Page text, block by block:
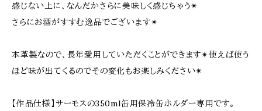
感じない上に、なんだかさらに美味しく感じちゃう✴︎
さらにお酒がすすむ逸品でございます✴︎
本革製なので、長年愛用していただくことができます✴︎使えば使う
ほど味が出てくるのでその変化もお楽しみください✴︎
【作品仕様】サーモスの350ml缶用保冷缶ホルダー専用です。